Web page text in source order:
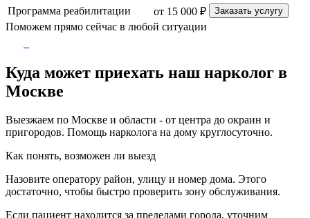
Программа реабилитации от 15 000 ₽ Заказать услугу
Поможем прямо сейчас в любой ситуации
Куда может приехать наш нарколог в
Москве
Выезжаем по Москве и области - от центра до окраин и
пригородов. Помощь нарколога на дому круглосуточно.
Как понять, возможен ли выезд
Назовите оператору район, улицу и номер дома. Этого
достаточно, чтобы быстро проверить зону обслуживания.
Если пациент находится за пределами города, уточним